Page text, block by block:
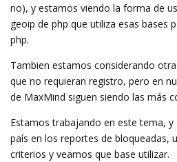
no), y estamos viendo la forma de
geoip de php que utiliza esas bases
php.
Tambien estamos considerando
que no requieran registro, pero en
de MaxMind siguen siendo las más
Estamos trabajando en este tema, y
país en los reportes de bloqueadas,
criterios y veamos que base utilizar.